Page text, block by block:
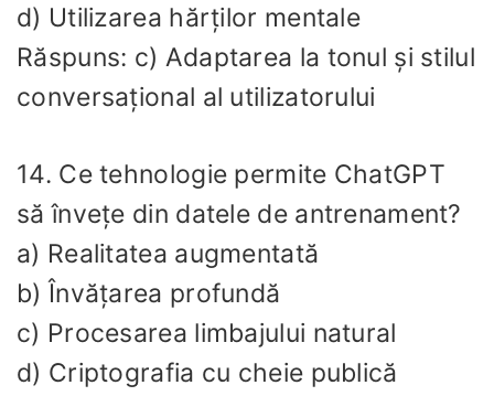
d) Utilizarea hărților mentale
Răspuns: c) Adaptarea la tonul și stilul
conversațional al utilizatorului
14. Ce tehnologie permite ChatGPT
să învețe din datele de antrenament?
a) Realitatea augmentată
b) Învățarea profundă
c) Procesarea limbajului natural
d) Criptografia cu cheie publică